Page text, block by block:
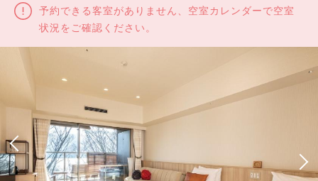
予約できる客室がありません、空室カレンダーで空室
状況をご確認ください。